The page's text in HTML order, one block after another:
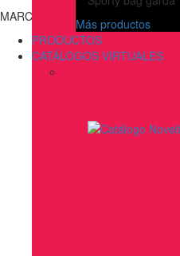
Más productos
PRODUCTOS
CATÁLOGOS VIRTUALES
MARCAS